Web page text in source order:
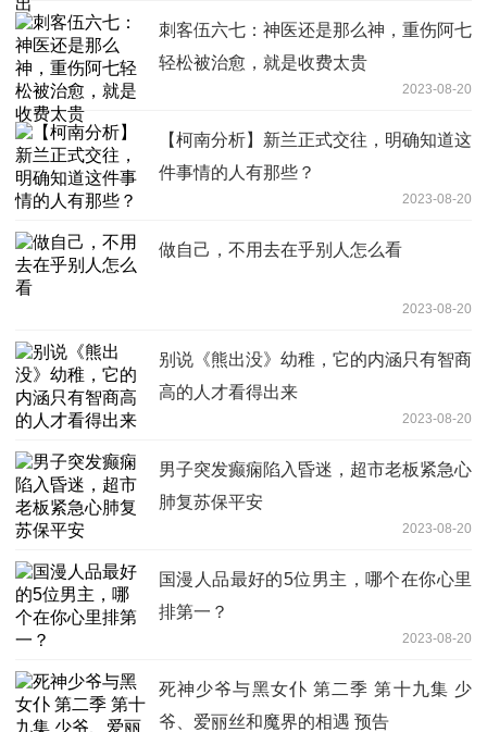
刺客伍六七：神医还是那么神，重伤阿七
轻松被治愈，就是收费太贵
2023-08-20
【柯南分析】新兰正式交往，明确知道这
件事情的人有那些？
2023-08-20
做自己，不用去在乎别人怎么看
2023-08-20
别说《熊出没》幼稚，它的内涵只有智商
高的人才看得出来
2023-08-20
男子突发癫痫陷入昏迷，超市老板紧急心
肺复苏保平安
2023-08-20
国漫人品最好的5位男主，哪个在你心里
排第一？
2023-08-20
死神少爷与黑女仆 第二季 第十九集 少
爷、爱丽丝和魔界的相遇 预告